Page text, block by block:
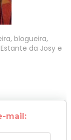
blogueira,
da Josy e
mail: